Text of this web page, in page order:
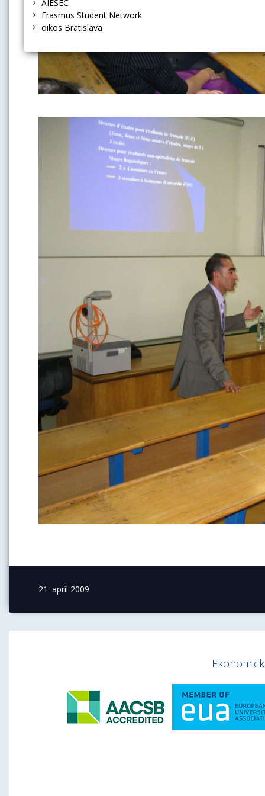
AIESEC
Erasmus Student Network
oikos Bratislava
21. apríl 2009